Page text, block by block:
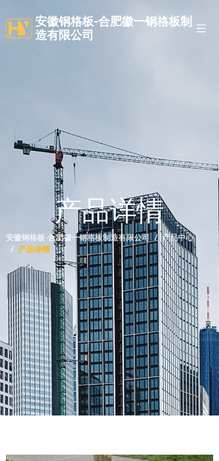
安徽钢格板-合肥徽一钢格板制
造有限公司
产品详情
安徽钢格板-合肥徽一钢格板制造有限公司
产品中心
产品详情